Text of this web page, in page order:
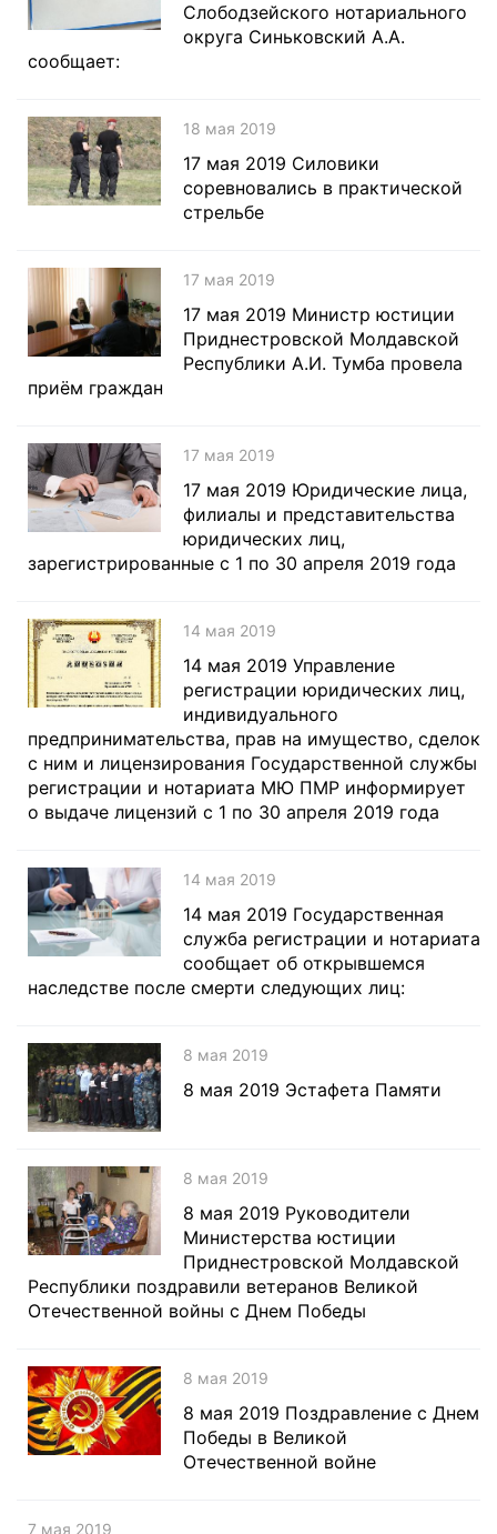
Слободзейского нотариального
округа Синьковский А.А.
сообщает:
18 мая 2019
17 мая 2019 Силовики
соревновались в практической
стрельбе
17 мая 2019
17 мая 2019 Министр юстиции
Приднестровской Молдавской
Республики А.И. Тумба провела
приём граждан
17 мая 2019
17 мая 2019 Юридические лица,
филиалы и представительства
юридических лиц,
зарегистрированные с 1 по 30 апреля 2019 года
14 мая 2019
14 мая 2019 Управление
регистрации юридических лиц,
индивидуального
предпринимательства, прав на имущество, сделок
с ним и лицензирования Государственной службы
регистрации и нотариата МЮ ПМР информирует
о выдаче лицензий с 1 по 30 апреля 2019 года
14 мая 2019
14 мая 2019 Государственная
служба регистрации и нотариата
сообщает об открывшемся
наследстве после смерти следующих лиц:
8 мая 2019
8 мая 2019 Эстафета Памяти
8 мая 2019
8 мая 2019 Руководители
Министерства юстиции
Приднестровской Молдавской
Республики поздравили ветеранов Великой
Отечественной войны с Днем Победы
8 мая 2019
8 мая 2019 Поздравление с Днем
Победы в Великой
Отечественной войне
7 мая 2019